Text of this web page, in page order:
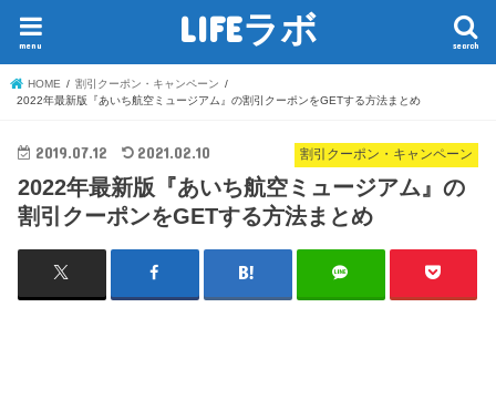
LIFEラボ search
menu
HOME
割引クーポン・キャンペーン
2022年最新版『あいち航空ミュージアム』の割引クーポンをGETする方法まとめ
割引クーポン・キャンペーン
2019.07.12 2021.02.10
2022年最新版『あいち航空ミュージアム』の
割引クーポンをGETする方法まとめ